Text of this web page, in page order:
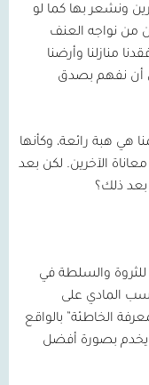
ونشعر بها كما لو
من نواجه العنف
منازلنا وأرضنا
أن نفهم بصدق
هي هبة رائعة، وكأنها
الآخرين. لكن بعد
بعد ذلك؟
والسلطة في
المادي على
الخاطئة” بالواقع
يخدم بصورة أفضل